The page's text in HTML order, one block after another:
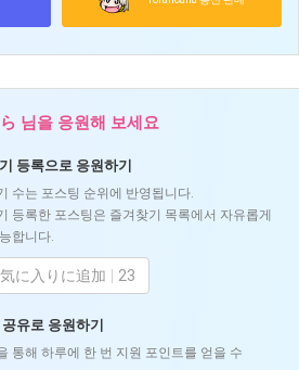
님을 응원해 보세요
등록으로 응원하기
수는 포스팅 순위에 반영됩니다.
등록한 포스팅은 즐겨찾기 목록에서 자유롭게
합니다.
に入りに追加 23
유로 응원하기
통해 하루에 한 번 지원 포인트를 얻을 수